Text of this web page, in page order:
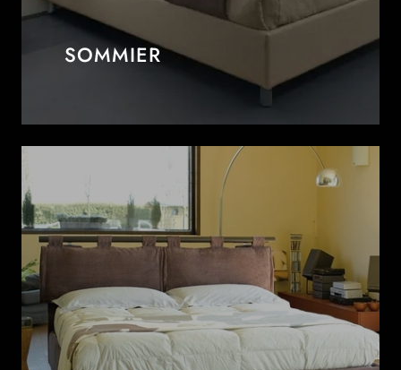
SOMMIER